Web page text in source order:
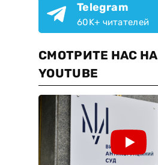
Telegram
60K+ читателей
СМОТРИТЕ НАС НА
YOUTUBE